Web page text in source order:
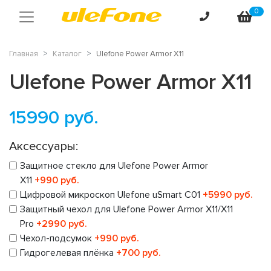
0
Главная Каталог Ulefone Power Armor X11
Ulefone Power Armor X11
15990 руб.
Аксессуары:
Защитное стекло для Ulefone Power Armor
X11 +990 руб.
Цифровой микроскоп Ulefone uSmart C01 +5990 руб.
Защитный чехол для Ulefone Power Armor X11/X11
Pro +2990 руб.
Чехол-подсумок +990 руб.
Гидрогелевая плёнка +700 руб.